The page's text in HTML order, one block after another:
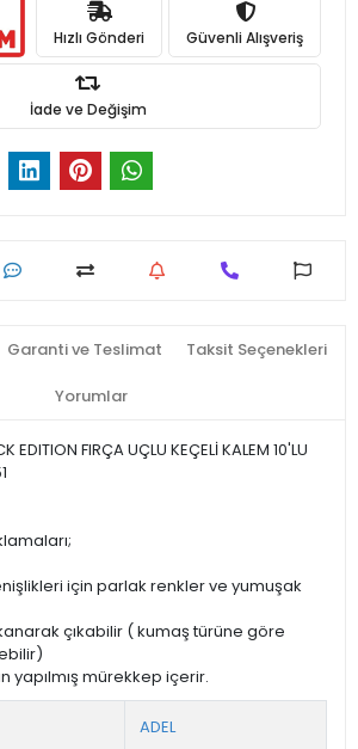
Hızlı Gönderi Güvenli Alışveriş
İade ve Değişim
Garanti ve Teslimat Taksit Seçenekleri
Yorumlar
EDITION FIRÇA UÇLU KEÇELİ KALEM 10'LU
için parlak renkler ve yumuşak
çıkabilir ( kumaş türüne göre
yapılmış mürekkep içerir.
ADEL